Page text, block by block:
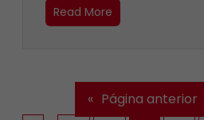
Read More
« Página anterior